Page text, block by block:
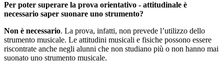
Per poter superare la prova orientativo - attitudinale è
necessario saper suonare uno strumento?
Non è necessario. La prova, infatti, non prevede l’utilizzo dello
strumento musicale. Le attitudini musicali e fisiche possono essere
riscontrate anche negli alunni che non studiano più o non hanno mai
suonato uno strumento musicale.